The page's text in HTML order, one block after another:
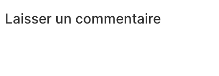
Laisser un commentaire